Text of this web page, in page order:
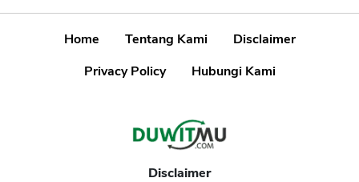
Home Tentang Kami
Disclaimer
Privacy Policy
Hubungi Kami
Disclaimer